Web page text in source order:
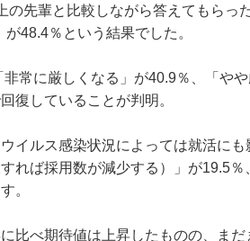
の先輩と比較しながら答えてもらっ
48.4％という結果でした。
常に厳しくなる」が40.9％、「や
復していることが判明。
イルス感染状況によっては就活に
れば採用数が減少する）」が19.5
。
比べ期待値は上昇したものの、ま